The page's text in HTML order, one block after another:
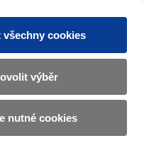
všechny cookies
výběr
nutné cookies
EN
Základní
informace
o
Ministerstvu